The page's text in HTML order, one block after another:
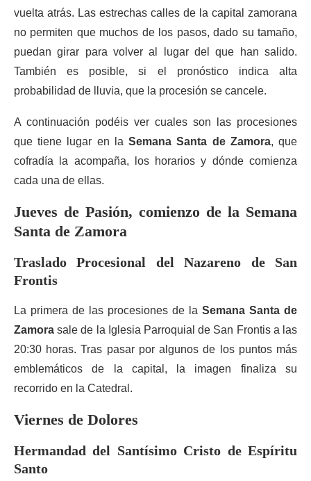
vuelta atrás. Las estrechas calles de la capital zamorana
no permiten que muchos de los pasos, dado su tamaño,
puedan girar para volver al lugar del que han salido.
También es posible, si el pronóstico indica alta
probabilidad de lluvia, que la procesión se cancele.
A continuación podéis ver cuales son las procesiones
que tiene lugar en laSemana Santa de Zamora, que
cofradía la acompaña, los horarios y dónde comienza
cada una de ellas.
Jueves de Pasión, comienzo de la Semana
Santa de Zamora
Traslado Procesional del Nazareno de San
Frontis
La primera de las procesiones de la Semana Santa de
Zamora sale de la Iglesia Parroquial de San Frontis a las
20:30 horas. Tras pasar por algunos de los puntos más
emblemáticos de la capital, la imagen finaliza su
recorrido en la Catedral.
Viernes de Dolores
Hermandad del Santísimo Cristo de Espíritu
Santo